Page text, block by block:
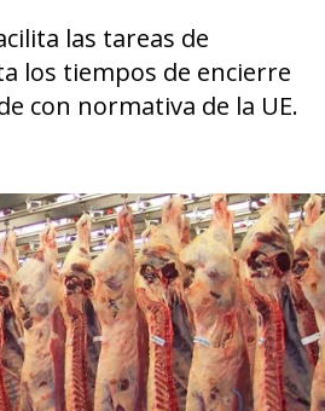
las tareas de
los tiempos de encierre
con normativa de la UE.